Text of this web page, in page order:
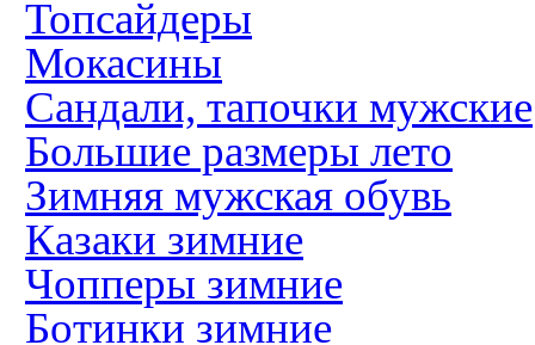
Топсайдеры
Мокасины
Сандали, тапочки мужские
Большие размеры лето
Зимняя мужская обувь
Казаки зимние
Чопперы зимние
Ботинки зимние